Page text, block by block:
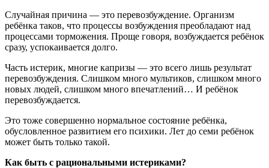
Случайная причина — это перевозбуждение. Организм
ребёнка таков, что процессы возбуждения преобладают над
процессами торможения. Проще говоря, возбуждается ребёнок
сразу, успокаивается долго.
Часть истерик, многие капризы — это всего лишь результат
перевозбуждения. Слишком много мультиков, слишком много
новых людей, слишком много впечатлений… И ребёнок
перевозбуждается.
Это тоже совершенно нормальное состояние ребёнка,
обусловленное развитием его психики. Лет до семи ребёнок
может быть только такой.
Как быть с рациональными истериками?